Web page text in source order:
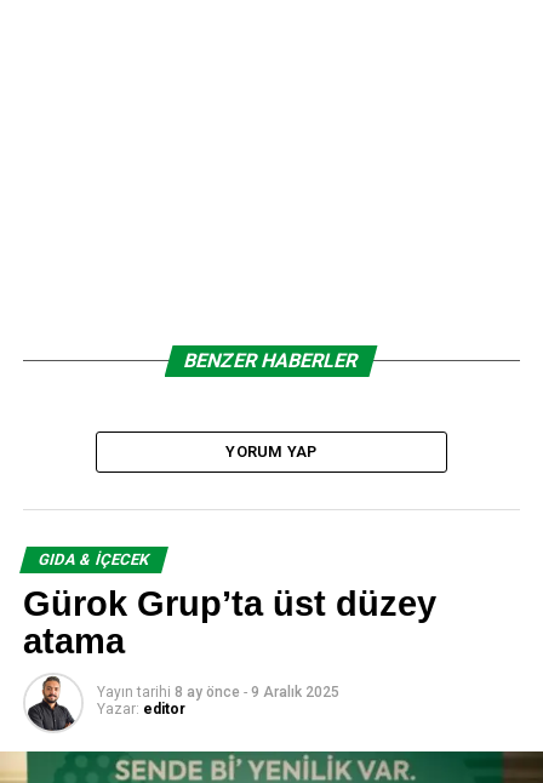
editor BENZER HABERLER
YORUM YAP
GIDA & İÇECEK
Gürok Grup’ta üst düzey
atama
Yayın tarihi 8 ay önce - 9 Aralık 2025
Yazar: editor